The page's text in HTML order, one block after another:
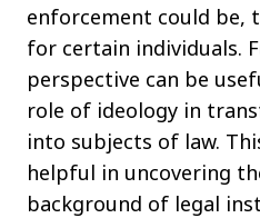
enforcement could be,
for certain individuals.
perspective can be
role of ideology in
into subjects of law.
helpful in uncovering
background of legal